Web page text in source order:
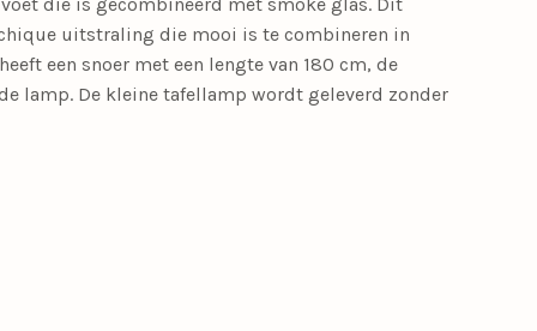
uitstraling die mooi is te combineren in
een snoer met een lengte van 180 cm, de
lamp. De kleine tafellamp wordt geleverd zonder